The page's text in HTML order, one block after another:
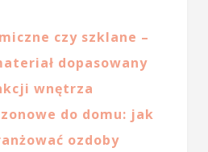
czy szklane –
dopasowany
wnętrza
do domu: jak
ozdoby